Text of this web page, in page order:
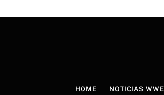
HOME NOTICIAS WWE